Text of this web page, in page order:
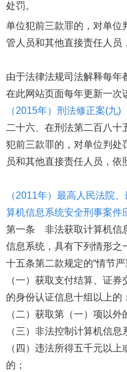
处罚。
单位犯前三款罪的，对单位
管人员和其他直接责任人员
由于法律法规司法解释每年
在此网站页面每年更新一次
（2015年）刑法修正案(九)
二十六、在刑法第二百八十
犯前三款罪的，对单位判处
员和其他直接责任人员，依
（2011年）最高人民法院
算机信息系统安全刑事案件
第一条 非法获取计算机信
信息系统，具有下列情形之
十五条第二款规定的“情节严
（一）获取支付结算、证
的身份认证信息十组以上的；
（二）获取第（一）项以
（三）非法控制计算机信息
（四）违法所得五千元以
的；